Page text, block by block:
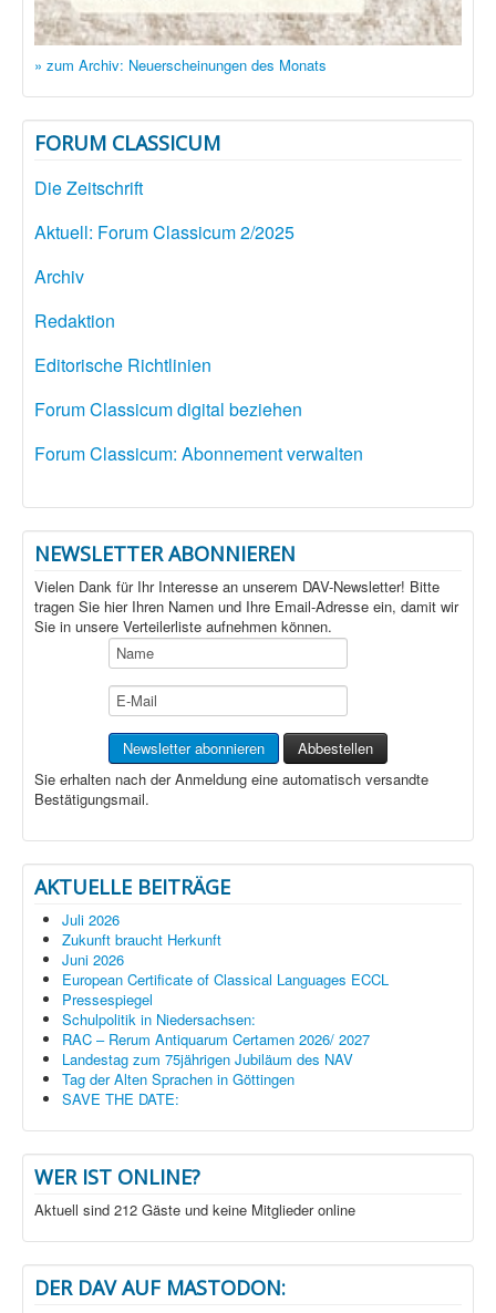
» zum Archiv: Neuerscheinungen des Monats
FORUM CLASSICUM
Die Zeitschrift
Aktuell: Forum Classicum 2/2025
Archiv
Redaktion
Editorische Richtlinien
Forum Classicum digital beziehen
Forum Classicum: Abonnement verwalten
NEWSLETTER ABONNIEREN
Vielen Dank für Ihr Interesse an unserem DAV-Newsletter! Bitte
tragen Sie hier Ihren Namen und Ihre Email-Adresse ein, damit wir
Sie in unsere Verteilerliste aufnehmen können.
Sie erhalten nach der Anmeldung eine automatisch versandte
Bestätigungsmail.
AKTUELLE BEITRÄGE
Juli 2026
Zukunft braucht Herkunft
Juni 2026
European Certificate of Classical Languages ECCL
Pressespiegel
Schulpolitik in Niedersachsen:
RAC – Rerum Antiquarum Certamen 2026/ 2027
Landestag zum 75jährigen Jubiläum des NAV
Tag der Alten Sprachen in Göttingen
SAVE THE DATE:
WER IST ONLINE?
Aktuell sind 212 Gäste und keine Mitglieder online
DER DAV AUF MASTODON: